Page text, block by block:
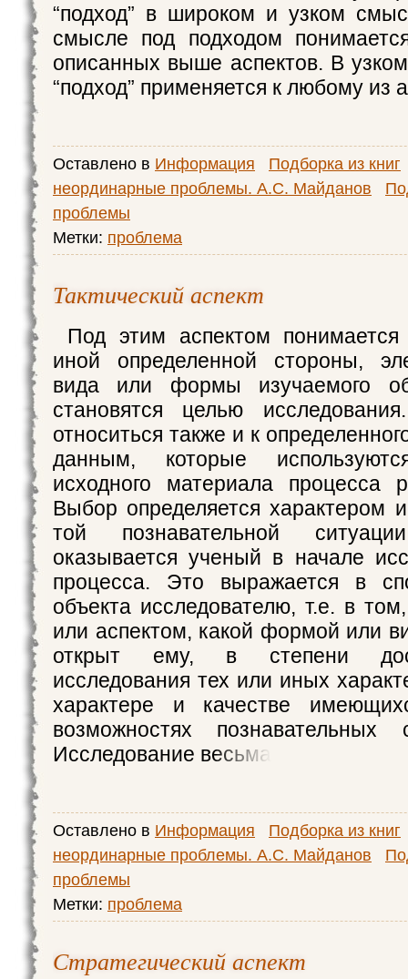
“подход” в широком и узком
смысле под подходом
описанных выше аспектов. В
“подход” применяется к любому из
Оставлено в Информация
Подборка из книг
неординарные проблемы. А.С. Майданов
проблемы
Метки: проблема
Тактический аспект
Под этим аспектом
иной определенной стороны,
вида или формы изучаемого
становятся целью
относиться также и к
данным, которые
исходного материала процесса
Выбор определяется характером
той познавательной
оказывается ученый в начале
процесса. Это выражается в
объекта исследователю, т.е. в
или аспектом, какой формой или
открыт ему, в степени
исследования тех или иных
характере и качестве
возможностях
Исследование весьма
Оставлено в Информация
Подборка из книг
неординарные проблемы. А.С. Майданов
проблемы
Метки: проблема
Стратегический аспект